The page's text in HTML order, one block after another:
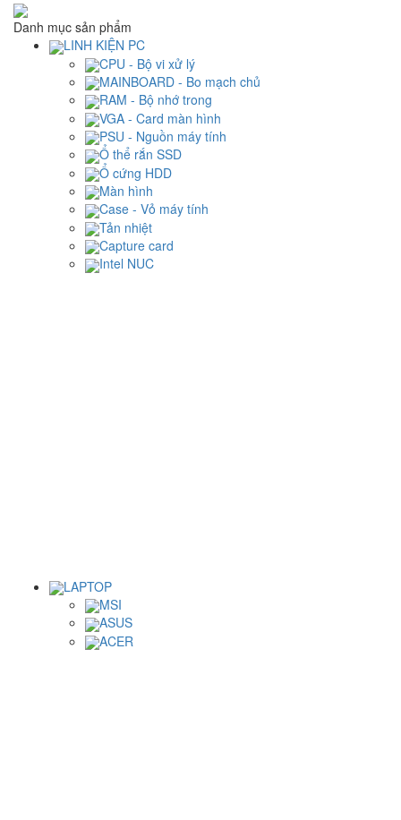
Danh mục sản phẩm
LINH KIỆN PC
CPU - Bộ vi xử lý
MAINBOARD - Bo mạch chủ
RAM - Bộ nhớ trong
VGA - Card màn hình
PSU - Nguồn máy tính
Ổ thể rắn SSD
Ổ cứng HDD
Màn hình
Case - Vỏ máy tính
Tản nhiệt
Capture card
Intel NUC
LAPTOP
MSI
ASUS
ACER